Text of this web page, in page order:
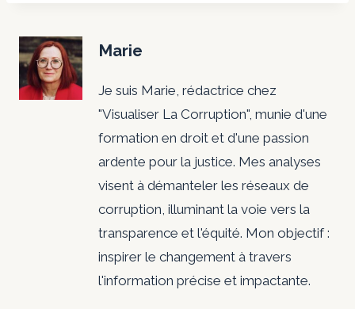
Marie
Je suis Marie, rédactrice chez
"Visualiser La Corruption", munie d'une
formation en droit et d'une passion
ardente pour la justice. Mes analyses
visent à démanteler les réseaux de
corruption, illuminant la voie vers la
transparence et l'équité. Mon objectif :
inspirer le changement à travers
l'information précise et impactante.